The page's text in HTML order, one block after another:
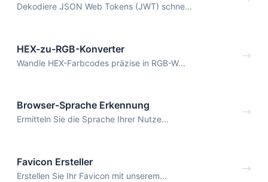
Dekodiere JSON Web Tokens (JWT) schne...
HEX-zu-RGB-Konverter
Wandle HEX-Farbcodes präzise in RGB-W...
Browser-Sprache Erkennung
Ermitteln Sie die Sprache Ihrer Nutze...
Favicon Ersteller
Erstellen Sie Ihr Favicon mit unserem...